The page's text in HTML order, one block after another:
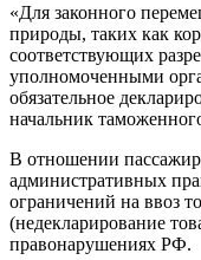
«Для законного
природы, таких как
соответствующих
уполномоченными
обязательное
начальник
В отношении
административных
ограничений на ввоз
(недекларирование
правонарушениях РФ.